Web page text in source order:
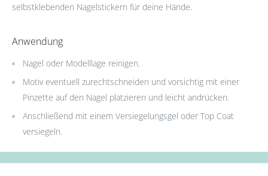
selbstklebenden Nagelstickern für deine Hände.
Anwendung
Nagel oder Modelllage reinigen.
Motiv eventuell zurechtschneiden und vorsichtig mit einer
Pinzette auf den Nagel platzieren und leicht andrücken.
Anschließend mit einem Versiegelungsgel oder Top Coat
versiegeln.